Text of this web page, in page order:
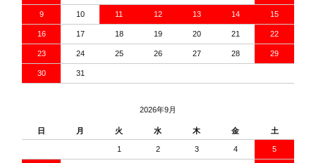
9 10 11 12 13 14 15
16 17 18 19 20 21 22
23 24 25 26 27 28 29
30 31
2026年9月
日 月 火 水 木 金 土
1 2 3 4 5